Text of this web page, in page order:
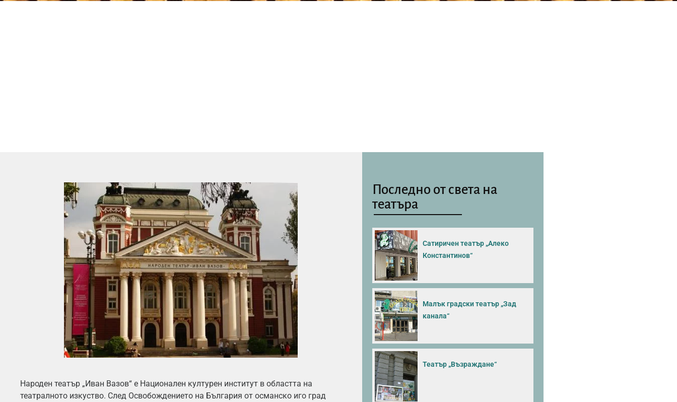
Народен театър „Иван Вазов“ е Национален културен институт в областта на
театралното изкуство. След Освобождението на България от османско иго град
Последно от света на
театъра
Сатиричен театър „Алеко
Константинов“
Малък градски театър „Зад
канала“
Театър „Възраждане“